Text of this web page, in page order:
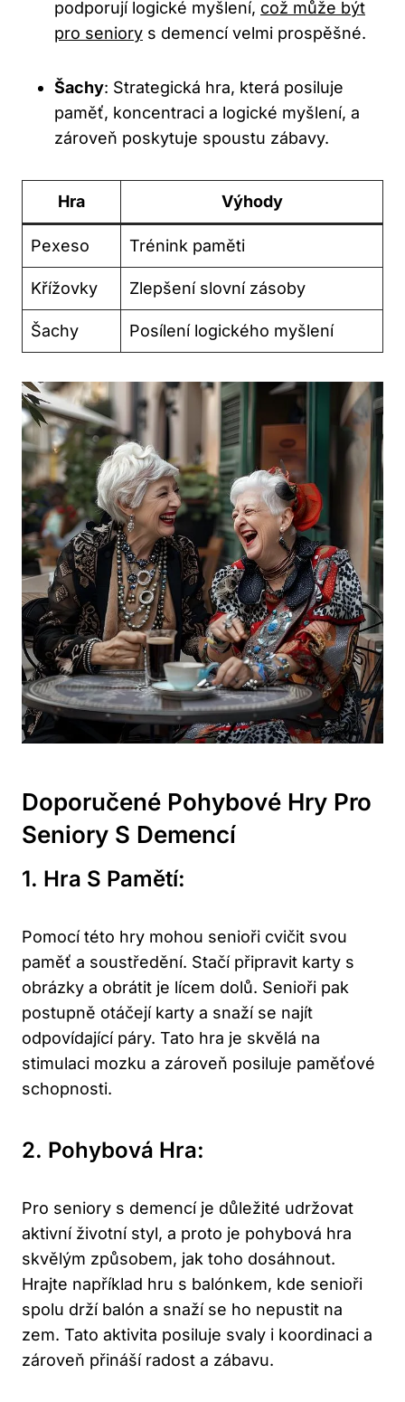
podporují logické myšlení, což může být
pro seniory s demencí velmi prospěšné.
Šachy: Strategická hra, která posiluje
paměť, koncentraci a logické myšlení, a
zároveň poskytuje spoustu zábavy.
Hra Výhody
Pexeso Trénink paměti
Křížovky Zlepšení slovní zásoby
Šachy Posílení logického myšlení
Doporučené Pohybové Hry Pro
Seniory S Demencí
1. Hra S Pamětí:
Pomocí této hry mohou senioři cvičit svou
paměť a soustředění. Stačí připravit karty s
obrázky a obrátit je lícem dolů. Senioři pak
postupně otáčejí karty a snaží se najít
odpovídající páry. Tato hra je skvělá na
stimulaci mozku a zároveň posiluje paměťové
schopnosti.
2. Pohybová Hra:
Pro seniory s demencí je důležité udržovat
aktivní životní styl, a proto je pohybová hra
skvělým způsobem, jak toho dosáhnout.
Hrajte například hru s balónkem, kde senioři
spolu drží balón a snaží se ho nepustit na
zem. Tato aktivita posiluje svaly i koordinaci a
zároveň přináší radost a zábavu.